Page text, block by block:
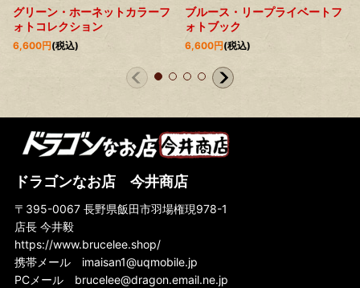
グリーン・ホーネットカラーフ
ォトコレクション
6,600円(税込)
ブルース・リープライベートフ
ォトブック
6,600円(税込)
ドラゴンなお店 今井商店
〒395-0067 長野県飯田市羽場権現978-1
店長 今井毅
https://www.brucelee.shop/
携帯メール imaisan1@uqmobile.jp
PCメール brucelee@dragon.email.ne.jp